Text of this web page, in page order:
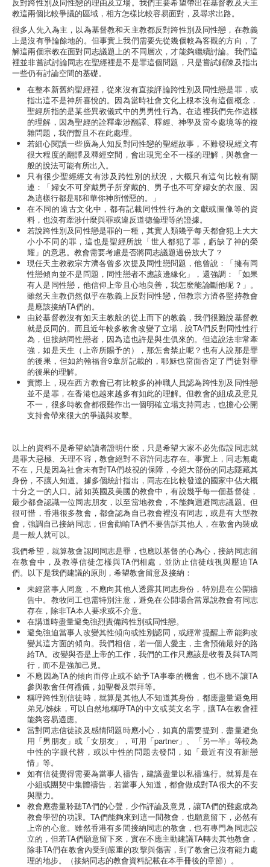
教這兩個比較爭議的區域，相方怎樣比較容易面對，及尋求出路。
很多人先入為主，以為基督教和天主教都反對跨性別及同性戀，在教義
上是沒有爭論餘地的。但事實上我們需要先從幾個較為客觀的方向，了
解這兩個宗教在面對同志議題上的不同層次，才能夠繼續討論。我們這
裡並非嘗試討論同志在聖經裡是不是罪這個問題，只是嘗試鋪陳及指出
一些仍有討論空間的基礎。
在整本新舊約聖經裡，從來沒有直接評論跨性別及同性戀是罪，或
指出這不是神所喜悅的。因為當時社會文化上根本沒有這個概念，
聖經所指的是某些異教儀式中的男男性行為。在這裡我們先作這樣
的理解，因為聖經的詮釋牽涉翻譯、釋經、神學及當今處境等的複
雜問題，我們暫且不在此處理。
若細心閱讀一些廣為人知反對同性戀的聖經故事，不難發現經文有
很大程度的翻譯及釋經空間，會出現完全不一樣的理解，與教會一
般的說法可能有所出入。
只有很少聖經經文有涉及跨性別的狀況，大概只有這句比較有關
連：「婦女不可穿戴男子所穿戴的、男子也不可穿婦女的衣服、因
為這樣行都是耶和華你神所憎惡的。」
在不同的遠古文化中，都有記載同性性行為的文獻或圖像等的資
料，也沒有牽涉什麼與罪或違反道德倫理等的證據。
若說跨性別及同性戀是罪的一種，其實人類幾乎每天都會犯上大大
小小不同的罪，這也是聖經所說「世人都犯了罪，虧缺了神的榮
耀」的意思。教會需要考慮是否將同志議題過份放大了？
現任天主教教宗方濟各曾多次提及同性戀問題，他曾說：「擁有同
性戀傾向並不是問題，同性戀者不應該邊緣化」，還強調：「如果
有人是同性戀，他信仰上帝且心地良善，我怎麼能論斷他呢？」。
雖然天主教仍然似乎在教義上反對同性戀，但教宗方濟各堅持教會
是應該接納TA們的。
由於基督教沒有如天主教般的從上而下的教義，我們很難說基督教
就是反同的。而且近年較多教會改變了立場，說TA們反對同性性行
為，但接納同性戀者，因為這也許是與生俱來的。但這說法非常牽
強，如是天生（上帝所賜予的），那怎會禁止呢？也有人說那是罪
的後果，但如約翰福音9章所記載的，耶穌也當面否定了門徒對罪
的後果的理解。
實際上，現在西方教會已有比較多的神職人員認為跨性別及同性戀
並不是罪，在香港也越來越多有如此的理解。但教會的組成及意見
不一，很多時教會都很難作出一個明確立場支持同志，也擔心公開
支持會帶來很大的爭議與攻擊。
以上的資料不是希望給讀者證明什麼，只是希望大家不必先假設同志就
是罪大惡極、天理不容，教會絕對不容許同志存在。事實上，同志無處
不在，只是因為社會未有對TA們歧視的保障，令絕大部份的同志隱藏其
身份，不讓人知道。據多個統計指出，同志在比較發達的國家中佔大概
十分之一的人口。諸如英國及美國的教會中，有說幾乎每一個基督徒，
最少都會認識一位同志朋友，以至當地教會，不能夠迴避同志議題。但
很可惜，香港很多教會，都會認為自己教會裡沒有同志，或是有大型教
會，強調自己接納同志，但會勸喻TA們不要告訴其他人，在教會內裝成
是一般人就可以。
我們希望，就算教會認同同志是罪，也應以基督的心為心，接納同志留
在教會中，及教導信徒怎樣與TA們相處，並防止信徒歧視與壓迫TA
們。以下是我們建議的原則，希望教會留意及接納：
未經當事人同意，不應向其他人透露其同志身份，特別是在公開禱
告中。教牧同工也需特別注意，避免在公開場合當眾說教會有同志
存在，除非TA本人要求或不介意。
在講道時盡量避免強烈責備跨性別或同性戀。
避免強迫當事人改變其性傾向或性別認同，或經常提醒上帝能夠改
變其這方面的傾向。我們相信，若一個人愛主，主會預備最好的路
給TA。改變與否是上帝的工作，我們的工作只應該是牧養及與TA同
行，而不是強加己見。
不應因為TA的傾向而停止或不給予TA事奉的機會，也不應不讓TA
參與教會任何禮儀，如聖餐及崇拜等。
稱呼跨性別信徒時，就算是其他人不知道其身份，都應盡量避免用
弟兄/姊妹，可以自然地稱呼TA的中文或英文名字，讓TA在教會裡
能夠容易適應。
當對同志信徒談及感情問題時應小心，如真的需要提到，盡量避免
用「男朋友」或「女朋友」，可用「partner」、「另一半」等較為
中性的字眼代替，或以中性的問題去發問，如「最近有沒有新戀
情」等。
如有信徒覺得需要為當事人禱告，建議盡量以私禱進行。就算是在
小組或團契中集體禱告，若當事人知道，都會做成對TA很大的不安
與壓力。
教會應盡量聆聽TA們的心聲，少作評論及意見，讓TA們的難處成為
教會學習的功課。TA們能夠來到這一間教會，也願意留下，必然有
上帝的心意。雖然香港有多間接納同志的教會，也有專門為同志設
立的，但若TA們願意留下來，實在不應主動建議TA轉去其他教會，
除非TA們在教會內受到嚴重的攻擊與傷害，到了教會已沒有能力處
理的地步。（接納同志的教會資料記載在本手冊後的章節）。